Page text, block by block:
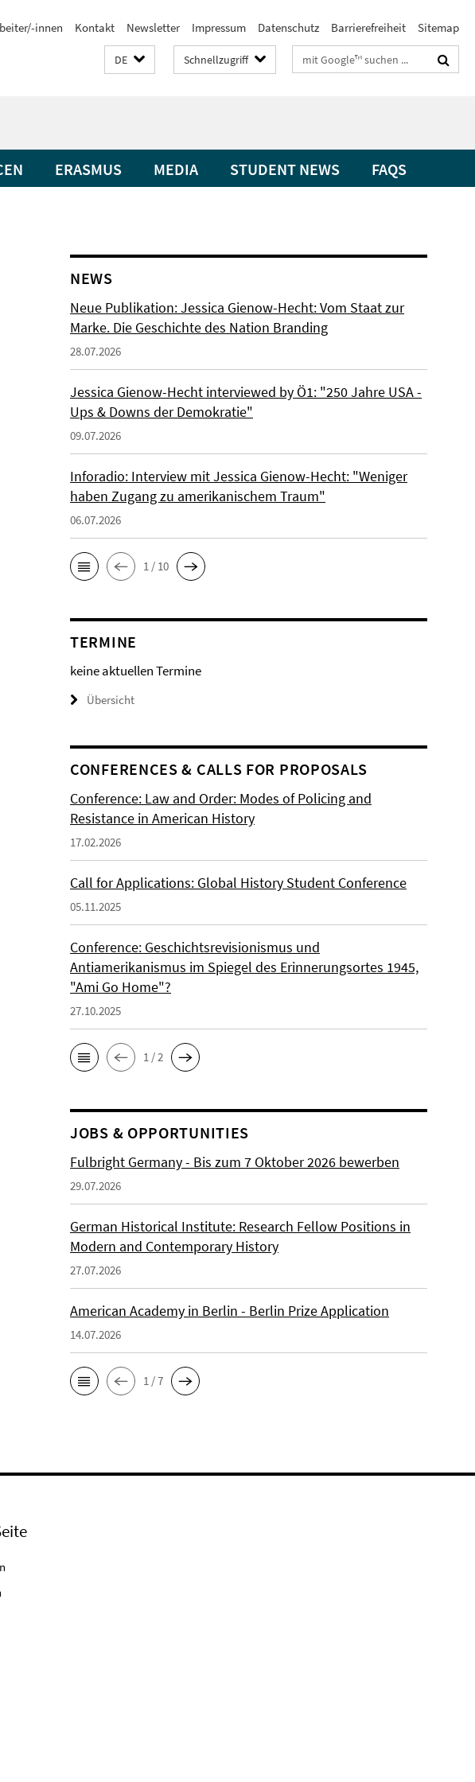
innen Kontakt Newsletter Impressum Datenschutz Barrierefreiheit Sitemap
DE Schnellzugriff Suchbegriffe
ERASMUS MEDIA STUDENT NEWS FAQS
NEWS
Neue Publikation: Jessica Gienow-Hecht: Vom Staat zur
Marke. Die Geschichte des Nation Branding
28.07.2026
Jessica Gienow-Hecht interviewed by Ö1: "250 Jahre USA -
Ups & Downs der Demokratie"
09.07.2026
Inforadio: Interview mit Jessica Gienow-Hecht: "Weniger
haben Zugang zu amerikanischem Traum"
06.07.2026
1 / 10
TERMINE
keine aktuellen Termine
Übersicht
CONFERENCES & CALLS FOR PROPOSALS
Conference: Law and Order: Modes of Policing and
Resistance in American History
17.02.2026
Call for Applications: Global History Student Conference
05.11.2025
Conference: Geschichtsrevisionismus und
Antiamerikanismus im Spiegel des Erinnerungsortes 1945,
"Ami Go Home"?
27.10.2025
1 / 2
JOBS & OPPORTUNITIES
Fulbright Germany - Bis zum 7 Oktober 2026 bewerben
29.07.2026
German Historical Institute: Research Fellow Positions in
Modern and Contemporary History
27.07.2026
American Academy in Berlin - Berlin Prize Application
14.07.2026
1 / 7